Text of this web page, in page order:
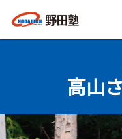
高山